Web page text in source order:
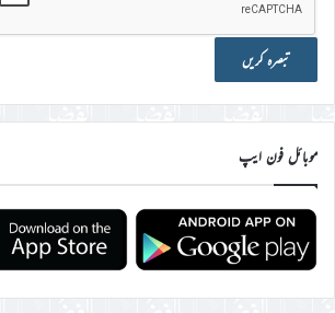
موبائل فون ایپ